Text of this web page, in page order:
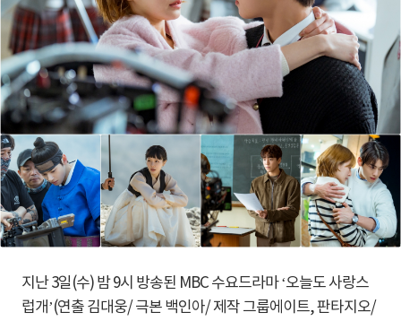
지난 3일(수) 밤 9시 방송된 MBC 수요드라마 ‘오늘도 사랑스
럽개’(연출 김대웅/ 극본 백인아/ 제작 그룹에이트, 판타지오/